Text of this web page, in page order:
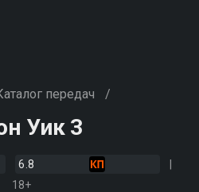
передач /
Уик 3
6.8
18+